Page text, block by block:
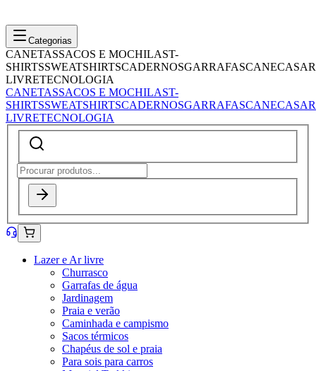
Categorias
CANETASSACOS E MOCHILAST-
SHIRTSSWEATSHIRTSCADERNOSGARRAFASCANECASAR
LIVRETECNOLOGIA
CANETASSACOS E MOCHILAST-
SHIRTSSWEATSHIRTSCADERNOSGARRAFASCANECASAR
LIVRETECNOLOGIA
Lazer e Ar livre
Churrasco
Garrafas de água
Jardinagem
Praia e verão
Caminhada e campismo
Sacos térmicos
Chapéus de sol e praia
Para sois para carros